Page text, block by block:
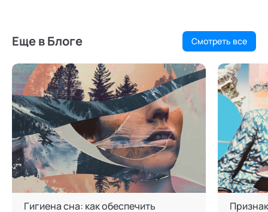
Еще в Блоге Смотреть все
Гигиена сна: как обеспечить